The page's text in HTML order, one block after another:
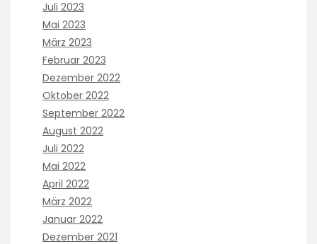
Juli 2023
Mai 2023
März 2023
Februar 2023
Dezember 2022
Oktober 2022
September 2022
August 2022
Juli 2022
Mai 2022
April 2022
März 2022
Januar 2022
Dezember 2021